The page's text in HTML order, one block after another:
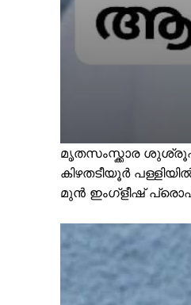
മൃതസംസ്ക്കാര
കിഴതടീയൂര്‍
മുന്‍ ഇംഗ്ളീഷ്